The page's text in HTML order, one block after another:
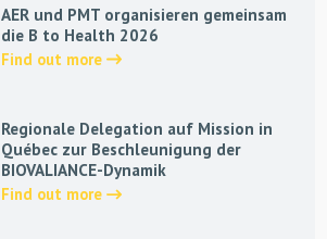
AER und PMT organisieren gemeinsam
die B to Health 2026
Find out more
Regionale Delegation auf Mission in
Québec zur Beschleunigung der
BIOVALIANCE-Dynamik
Find out more